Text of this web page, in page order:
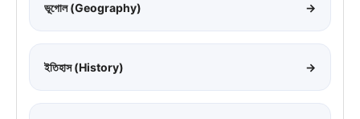
ভূগোল (Geography) →
ইতিহাস (History) →